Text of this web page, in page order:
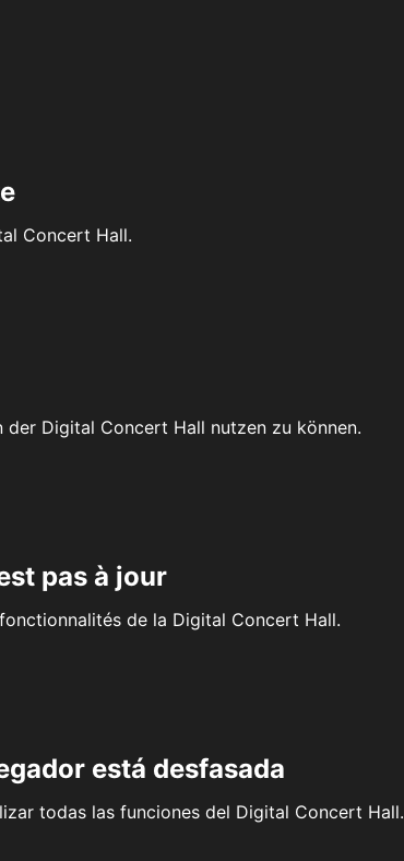
Concert Hall.
der Digital Concert Hall nutzen zu können.
pas à jour
de la Digital Concert Hall.
está desfasada
todas las funciones del Digital Concert Hall.